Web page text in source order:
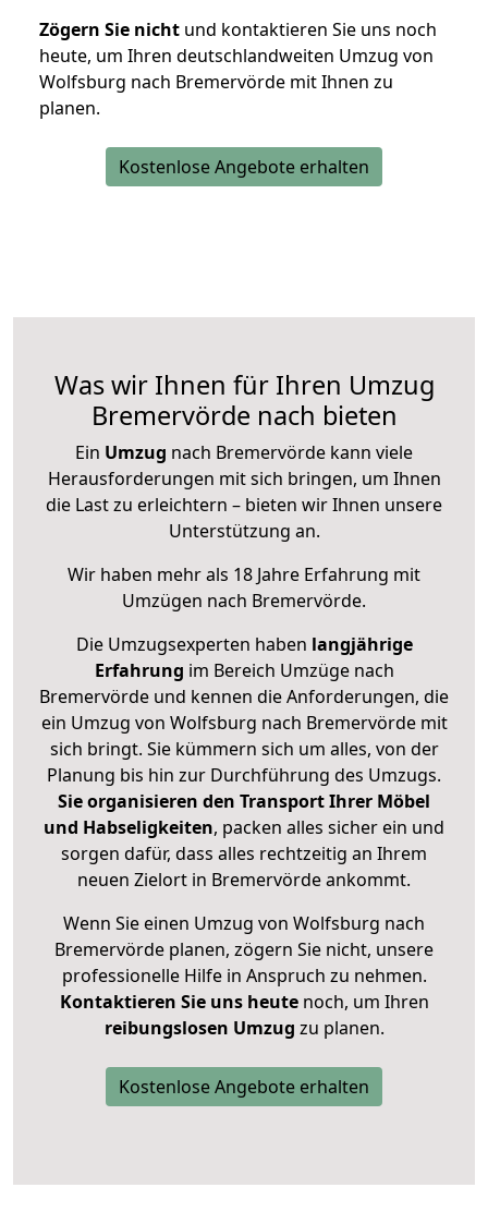
Zögern Sie nicht und kontaktieren Sie uns noch
heute, um Ihren deutschlandweiten Umzug von
Wolfsburg nach Bremervörde mit Ihnen zu
planen.
Kostenlose Angebote erhalten
Was wir Ihnen für Ihren Umzug
Bremervörde nach bieten
Ein Umzug nach Bremervörde kann viele
Herausforderungen mit sich bringen, um Ihnen
die Last zu erleichtern – bieten wir Ihnen unsere
Unterstützung an.
Wir haben mehr als 18 Jahre Erfahrung mit
Umzügen nach Bremervörde.
Die Umzugsexperten haben langjährige
Erfahrung im Bereich Umzüge nach
Bremervörde und kennen die Anforderungen, die
ein Umzug von Wolfsburg nach Bremervörde mit
sich bringt. Sie kümmern sich um alles, von der
Planung bis hin zur Durchführung des Umzugs.
Sie organisieren den Transport Ihrer Möbel
und Habseligkeiten, packen alles sicher ein und
sorgen dafür, dass alles rechtzeitig an Ihrem
neuen Zielort in Bremervörde ankommt.
Wenn Sie einen Umzug von Wolfsburg nach
Bremervörde planen, zögern Sie nicht, unsere
professionelle Hilfe in Anspruch zu nehmen.
Kontaktieren Sie uns heutenoch, um Ihren
reibungslosen Umzug zu planen.
Kostenlose Angebote erhalten